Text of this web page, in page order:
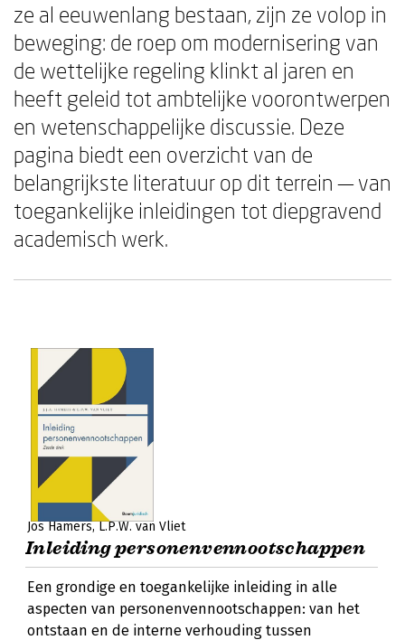
ze al eeuwenlang bestaan, zijn ze volop in
beweging: de roep om modernisering van
de wettelijke regeling klinkt al jaren en
heeft geleid tot ambtelijke voorontwerpen
en wetenschappelijke discussie. Deze
pagina biedt een overzicht van de
belangrijkste literatuur op dit terrein — van
toegankelijke inleidingen tot diepgravend
academisch werk.
Jos Hamers L.P.W. van Vliet
Inleiding personenvennootschappen
Een grondige en toegankelijke inleiding in alle
aspecten van personenvennootschappen: van het
ontstaan en de interne verhouding tussen